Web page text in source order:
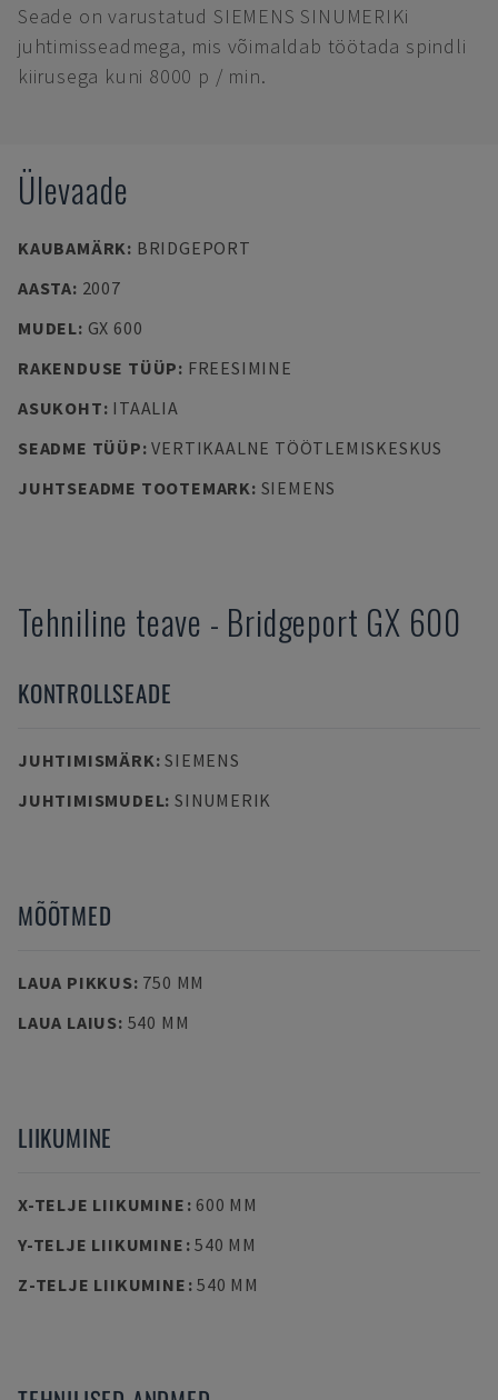
Seade on varustatud SIEMENS SINUMERIKi
juhtimisseadmega, mis võimaldab töötada spindli
kiirusega kuni 8000 p / min.
Ülevaade
KAUBAMÄRK: BRIDGEPORT
AASTA: 2007
MUDEL: GX 600
RAKENDUSE TÜÜP: FREESIMINE
ASUKOHT: ITAALIA
SEADME TÜÜP:VERTIKAALNE TÖÖTLEMISKESKUS
JUHTSEADME TOOTEMARK: SIEMENS
Tehniline teave - Bridgeport GX 600
KONTROLLSEADE
JUHTIMISMÄRK:SIEMENS
JUHTIMISMUDEL: SINUMERIK
MÕÕTMED
LAUA PIKKUS: 750 MM
LAUA LAIUS: 540 MM
LIIKUMINE
X-TELJE LIIKUMINE : 600 MM
Y-TELJE LIIKUMINE :540 MM
Z-TELJE LIIKUMINE :540 MM